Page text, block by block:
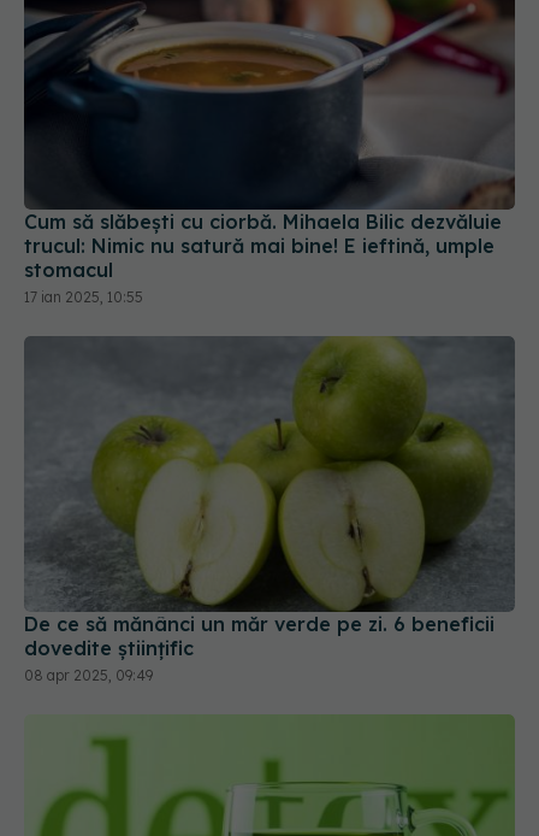
Cum să slăbești cu ciorbă. Mihaela Bilic dezvăluie
trucul: Nimic nu satură mai bine! E ieftină, umple
stomacul
17 ian 2025, 10:55
De ce să mănânci un măr verde pe zi. 6 beneficii
dovedite științific
08 apr 2025, 09:49